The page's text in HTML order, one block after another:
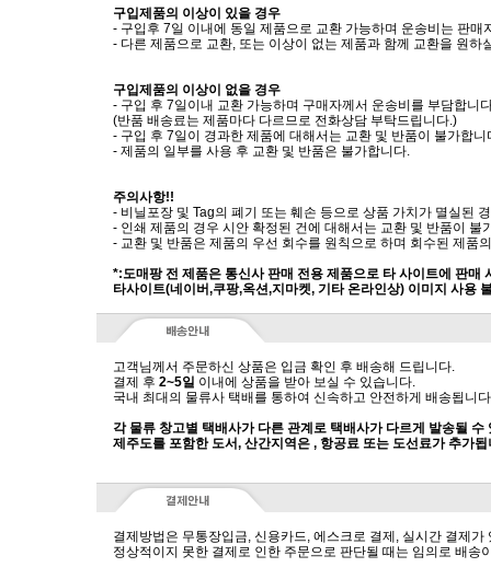
구입제품의 이상이 있을 경우
- 구입후 7일 이내에 동일 제품으로 교환 가능하며 운송비는 판매
- 다른 제품으로 교환, 또는 이상이 없는 제품과 함께 교환을 원하
구입제품의 이상이 없을 경우
- 구입 후 7일이내 교환 가능하며 구매자께서 운송비를 부담합니
(반품 배송료는 제품마다 다르므로 전화상담 부탁드립니다.)
- 구입 후 7일이 경과한 제품에 대해서는 교환 및 반품이 불가합니
- 제품의 일부를 사용 후 교환 및 반품은 불가합니다.
주의사항!!
- 비닐포장 및 Tag의 폐기 또는 훼손 등으로 상품 가치가 멸실된
- 인쇄 제품의 경우 시안 확정된 건에 대해서는 교환 및 반품이 불
- 교환 및 반품은 제품의 우선 회수를 원칙으로 하며 회수된 제품
*:도매팡 전 제품은 통신사 판매 전용 제품으로 타 사이트에 판매
타사이트(네이버,쿠팡,옥션,지마켓, 기타 온라인상) 이미지 사용
고객님께서 주문하신 상품은 입금 확인 후 배송해 드립니다.
결제 후 2~5일 이내에 상품을 받아 보실 수 있습니다.
국내 최대의 물류사 택배를 통하여 신속하고 안전하게 배송됩니
각 물류 창고별 택배사가 다른 관계로 택배사가 다르게 발송될 수
제주도를 포함한 도서, 산간지역은 , 항공료 또는 도선료가 추가됩
결제방법은 무통장입금, 신용카드, 에스크로 결제, 실시간 결제가
정상적이지 못한 결제로 인한 주문으로 판단될 때는 임의로 배송